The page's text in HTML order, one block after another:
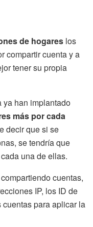
de hogares los
compartir cuenta y a
tener su propia
ya han implantado
más por cada
decir que si se
se tendría que
una de ellas.
cuentas,
IP, los ID de
para aplicar la